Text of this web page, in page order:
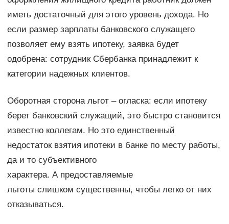
иметь достаточный для этого уровень дохода. Но
если размер зарплаты банковского служащего
позволяет ему взять ипотеку, заявка будет
одобрена: сотрудник Сбербанка принадлежит к
категории надежных клиентов.
Оборотная сторона льгот – огласка: если ипотеку
берет банковский служащий, это быстро становится
известно коллегам. Но это единственный
недостаток взятия ипотеки в банке по месту работы,
да и то субъективного
характера. А предоставляемые
льготы слишком существенны, чтобы легко от них
отказываться.